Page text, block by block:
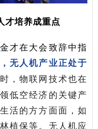
才培养成重点
才在大会致辞中指
无人机产业正处于
，物联网技术也在
低空经济的关键产
活的方方面面，如
植保等。无人机应